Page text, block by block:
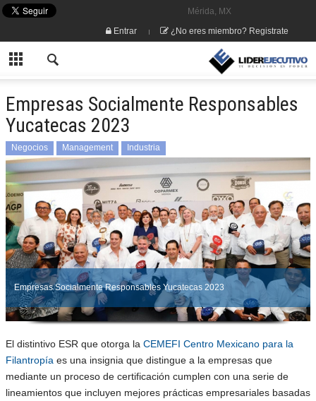
Mérida, MX
Entrar
¿No eres miembro? Registrate
Empresas Socialmente Responsables
Yucatecas 2023
Negocios Management Industria
Empresas Socialmente Responsables Yucatecas 2023
El distintivo ESR que otorga la CEMEFI Centro Mexicano para la
Filantropía es una insignia que distingue a la empresas que
mediante un proceso de certificación cumplen con una serie de
lineamientos que incluyen mejores prácticas empresariales basadas